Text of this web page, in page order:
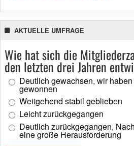
AKTUELLE UMFRAGE
Wie hat sich die
den letzten drei Jahren
Deutlich gewachsen, wir
gewonnen
Weitgehend stabil geblieben
Leicht zurückgegangen
Deutlich zurückgegangen,
eine große Herausforderung